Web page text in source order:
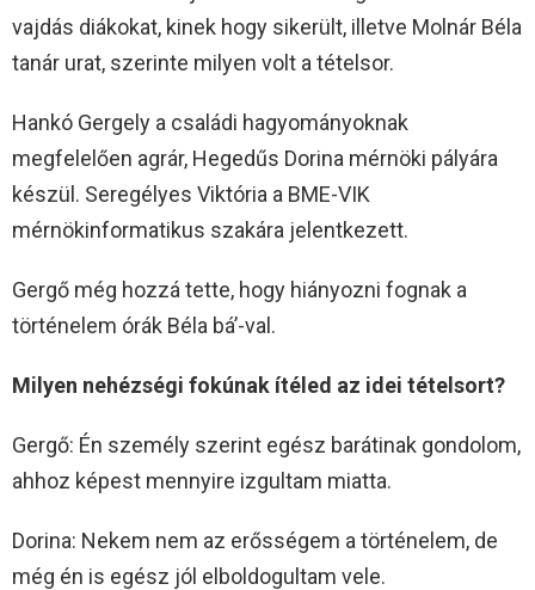
vajdás diákokat, kinek hogy sikerült, illetve Molnár Béla
tanár urat, szerinte milyen volt a tételsor.
Hankó Gergely a családi hagyományoknak
megfelelően agrár, Hegedűs Dorina mérnöki pályára
készül. Seregélyes Viktória a BME-VIK
mérnökinformatikus szakára jelentkezett.
Gergő még hozzá tette, hogy hiányozni fognak a
történelem órák Béla bá’-val.
Milyen nehézségi fokúnak ítéled az idei tételsort?
Gergő: Én személy szerint egész barátinak gondolom,
ahhoz képest mennyire izgultam miatta.
Dorina: Nekem nem az erősségem a történelem, de
még én is egész jól elboldogultam vele.